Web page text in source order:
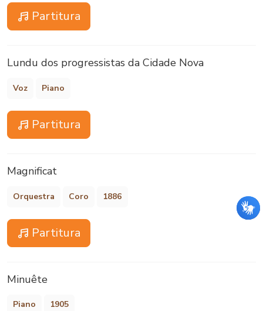
Partitura
Lundu dos progressistas da Cidade Nova
Voz Piano
Partitura
Magnificat
Orquestra Coro 1886
Partitura
Minuête
Piano 1905